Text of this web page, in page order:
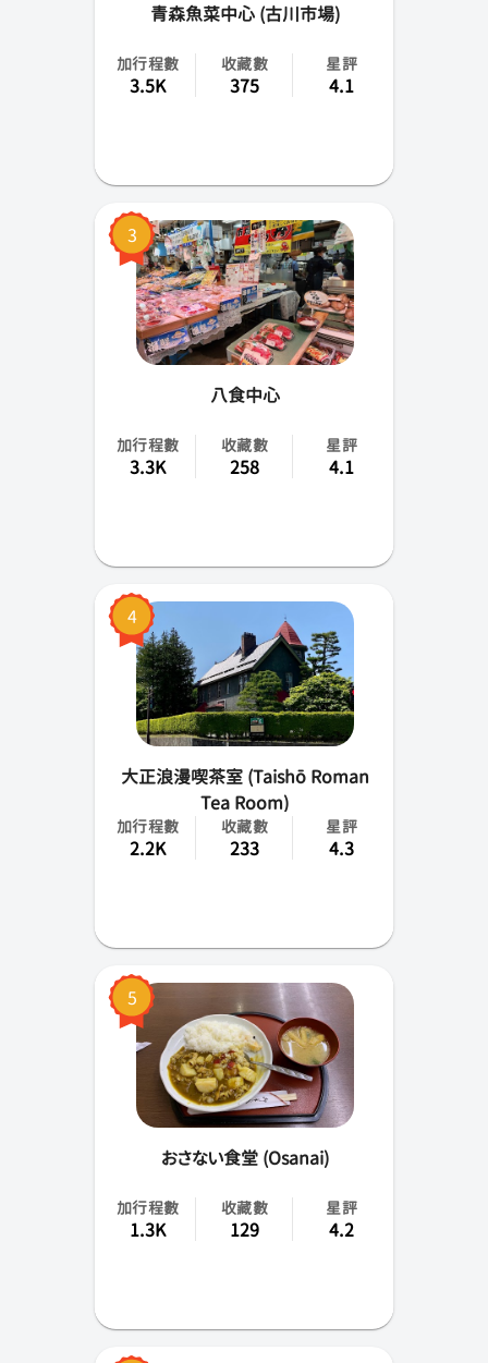
北海道
佐賀
青森魚菜中心 (古川市場)
加行程數
3.5K
收藏數
375
星評
4.1
3
八食中心
加行程數
3.3K
收藏數
258
星評
4.1
4
大正浪漫喫茶室 (Taishō Roman
Tea Room)
加行程數
2.2K
收藏數
233
星評
4.3
5
おさない食堂 (Osanai)
加行程數
1.3K
收藏數
129
星評
4.2